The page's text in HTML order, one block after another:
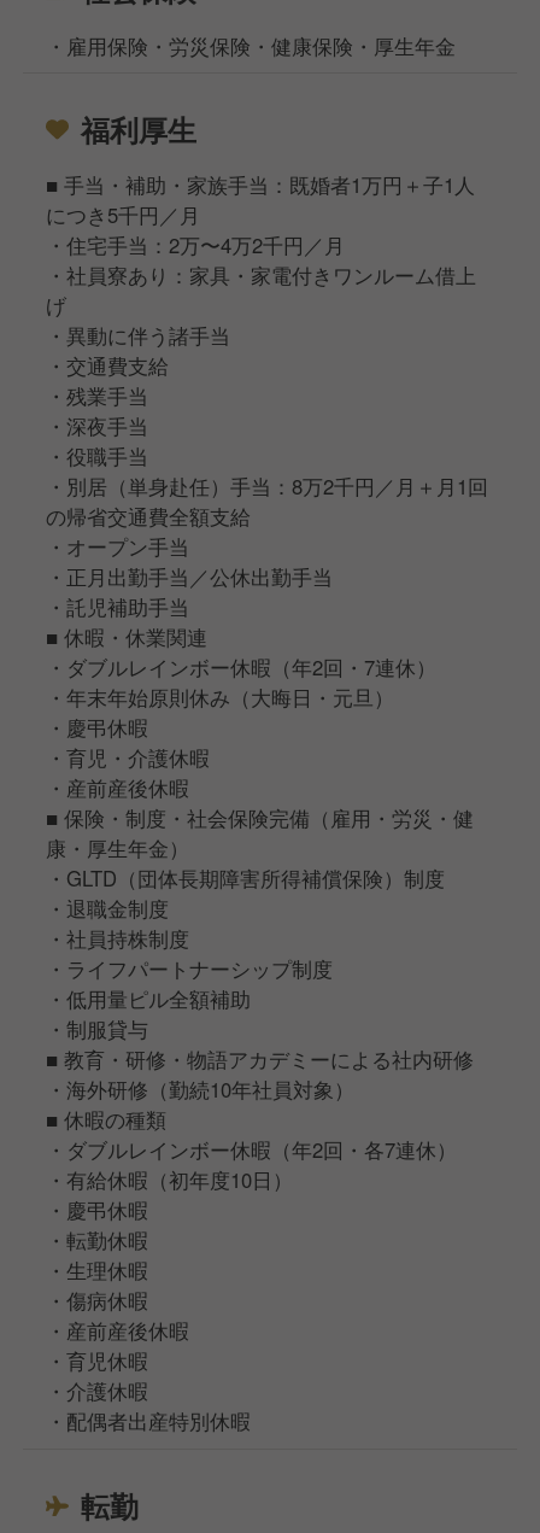
・雇用保険・労災保険・健康保険・厚生年金
福利厚生
■ 手当・補助・家族手当：既婚者1万円＋子1人
につき5千円／月
・住宅手当：2万〜4万2千円／月
・社員寮あり：家具・家電付きワンルーム借上
げ
・異動に伴う諸手当
・交通費支給
・残業手当
・深夜手当
・役職手当
・別居（単身赴任）手当：8万2千円／月＋月1回
の帰省交通費全額支給
・オープン手当
・正月出勤手当／公休出勤手当
・託児補助手当
■ 休暇・休業関連
・ダブルレインボー休暇（年2回・7連休）
・年末年始原則休み（大晦日・元旦）
・慶弔休暇
・育児・介護休暇
・産前産後休暇
■ 保険・制度・社会保険完備（雇用・労災・健
康・厚生年金）
・GLTD（団体長期障害所得補償保険）制度
・退職金制度
・社員持株制度
・ライフパートナーシップ制度
・低用量ピル全額補助
・制服貸与
■ 教育・研修・物語アカデミーによる社内研修
・海外研修（勤続10年社員対象）
■ 休暇の種類
・ダブルレインボー休暇（年2回・各7連休）
・有給休暇（初年度10日）
・慶弔休暇
・転勤休暇
・生理休暇
・傷病休暇
・産前産後休暇
・育児休暇
・介護休暇
・配偶者出産特別休暇
転勤